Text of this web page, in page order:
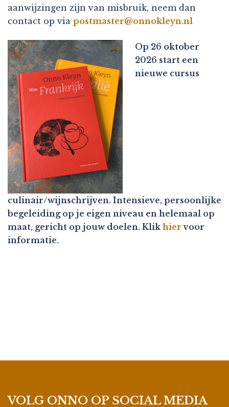
aanwijzingen zijn van misbruik, neem dan
contact op via postmaster@onnokleyn.nl
Op 26 oktober
2026 start een
nieuwe cursus
culinair/wijnschrijven. Intensieve, persoonlijke
begeleiding op je eigen niveau en helemaal op
maat, gericht op jouw doelen. Klik hier voor
informatie.
VOLG ONNO OP SOCIAL MEDIA